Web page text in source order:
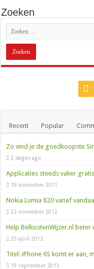
Zoeken
Recent Popular
Zo vind je de goedkoopste
2 dagen ago
Applicaties steeds vaker gratis
19 november 2011
Nokia Lumia 820 vanaf
22 november 2012
Help BelkostenWijzer.nl beter
25 april 2012
Titel: iPhone 6S komt er aan,
19 september 2015